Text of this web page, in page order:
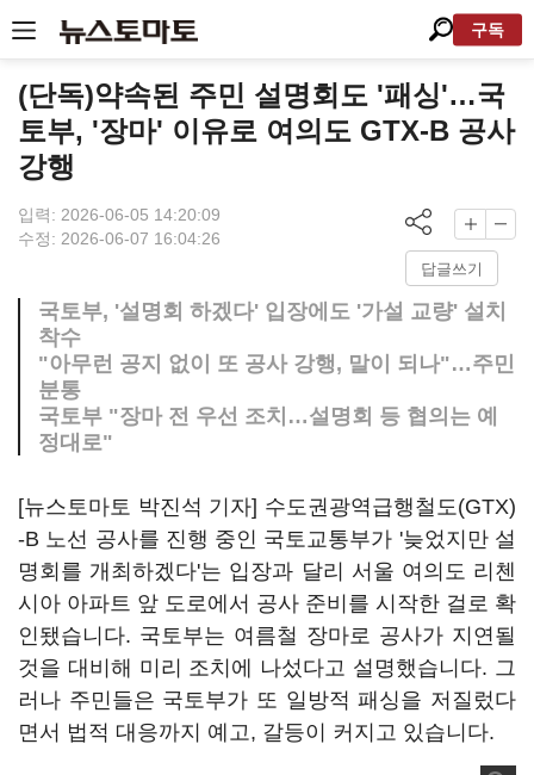
구독
(단독)약속된 주민 설명회도 '패싱'…국
토부, '장마' 이유로 여의도 GTX-B 공사
강행
입력: 2026-06-05 14:20:09
수정: 2026-06-07 16:04:26
답글쓰기
국토부, '설명회 하겠다' 입장에도 '가설 교량' 설치
착수
"아무런 공지 없이 또 공사 강행, 말이 되나"…주민
분통
국토부 "장마 전 우선 조치…설명회 등 협의는 예
정대로"
[뉴스토마토 박진석 기자] 수도권광역급행철도(GTX)
-B 노선 공사를 진행 중인 국토교통부가 '늦었지만 설
명회를 개최하겠다'는 입장과 달리 서울 여의도 리첸
시아 아파트 앞 도로에서 공사 준비를 시작한 걸로 확
인됐습니다. 국토부는 여름철 장마로 공사가 지연될
것을 대비해 미리 조치에 나섰다고 설명했습니다. 그
러나 주민들은 국토부가 또 일방적 패싱을 저질렀다
면서 법적 대응까지 예고, 갈등이 커지고 있습니다.